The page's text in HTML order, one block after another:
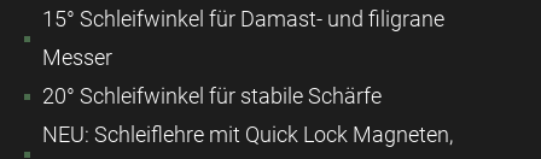
15° Schleifwinkel für Damast- und filigrane
Messer
20° Schleifwinkel für stabile Schärfe
NEU: Schleiflehre mit Quick Lock Magneten,